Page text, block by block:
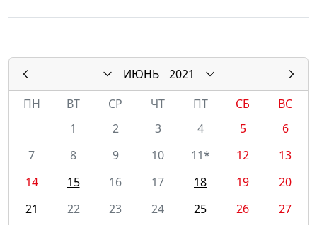
ИЮНЬ
2021
ПН
ВТ СР ЧТ ПТ СБ
ВС
1
2 3 4 5
6
7
8 9 10 11* 12
13
14
15 16 17 18 19
20
21
22 23 24 25 26
27